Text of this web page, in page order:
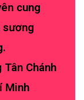
cung
sương
Chánh
Minh